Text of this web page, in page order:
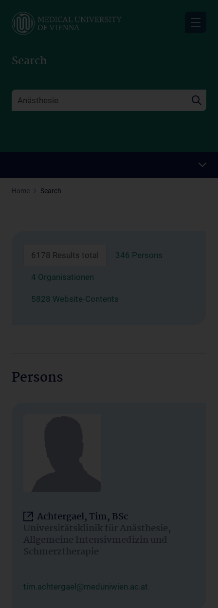
main
Search
Home Search
6178 Results total 346 Persons
4 Organisationen
5828 Website-Contents
Persons
Achtergael, Tim, BSc
Universitätsklinik für Anästhesie,
Allgemeine Intensivmedizin und
Schmerztherapie
tim.achtergael@meduniwien.ac.at